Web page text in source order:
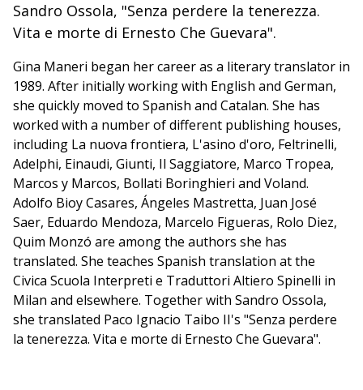
Sandro Ossola, "Senza perdere la tenerezza.
Vita e morte di Ernesto Che Guevara".
Gina Maneri began her career as a literary translator in
1989. After initially working with English and German,
she quickly moved to Spanish and Catalan. She has
worked with a number of different publishing houses,
including La nuova frontiera, L'asino d'oro, Feltrinelli,
Adelphi, Einaudi, Giunti, Il Saggiatore, Marco Tropea,
Marcos y Marcos, Bollati Boringhieri and Voland.
Adolfo Bioy Casares, Ángeles Mastretta, Juan José
Saer, Eduardo Mendoza, Marcelo Figueras, Rolo Diez,
Quim Monzó are among the authors she has
translated. She teaches Spanish translation at the
Civica Scuola Interpreti e Traduttori Altiero Spinelli in
Milan and elsewhere. Together with Sandro Ossola,
she translated Paco Ignacio Taibo II's "Senza perdere
la tenerezza. Vita e morte di Ernesto Che Guevara".